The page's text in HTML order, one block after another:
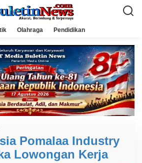
Olahraga Pendidikan
Pomalaa Industry
Lowongan Kerja